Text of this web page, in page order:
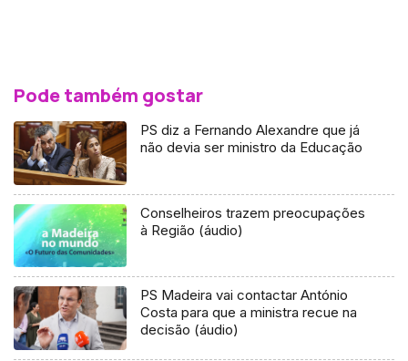
Pode também gostar
PS diz a Fernando Alexandre que já
não devia ser ministro da Educação
Conselheiros trazem preocupações
à Região (áudio)
PS Madeira vai contactar António
Costa para que a ministra recue na
decisão (áudio)